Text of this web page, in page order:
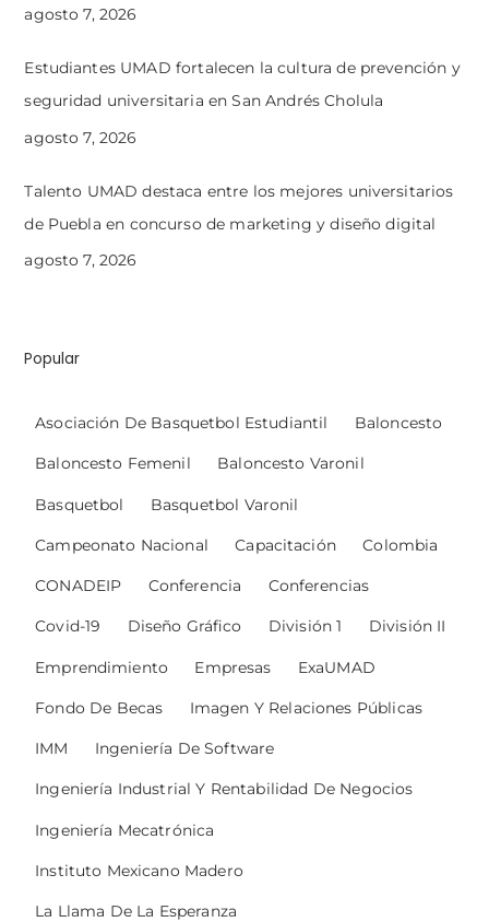
agosto 7, 2026
Estudiantes UMAD fortalecen la cultura de prevención y
seguridad universitaria en San Andrés Cholula
agosto 7, 2026
Talento UMAD destaca entre los mejores universitarios
de Puebla en concurso de marketing y diseño digital
agosto 7, 2026
Popular
Asociación De Basquetbol Estudiantil Baloncesto
Baloncesto Femenil Baloncesto Varonil
Basquetbol Basquetbol Varonil
Campeonato Nacional Capacitación Colombia
CONADEIP Conferencia Conferencias
Covid-19 Diseño Gráfico División 1 División II
Emprendimiento Empresas ExaUMAD
Fondo De Becas Imagen Y Relaciones Públicas
IMM Ingeniería De Software
Ingeniería Industrial Y Rentabilidad De Negocios
Ingeniería Mecatrónica
Instituto Mexicano Madero
La Llama De La Esperanza